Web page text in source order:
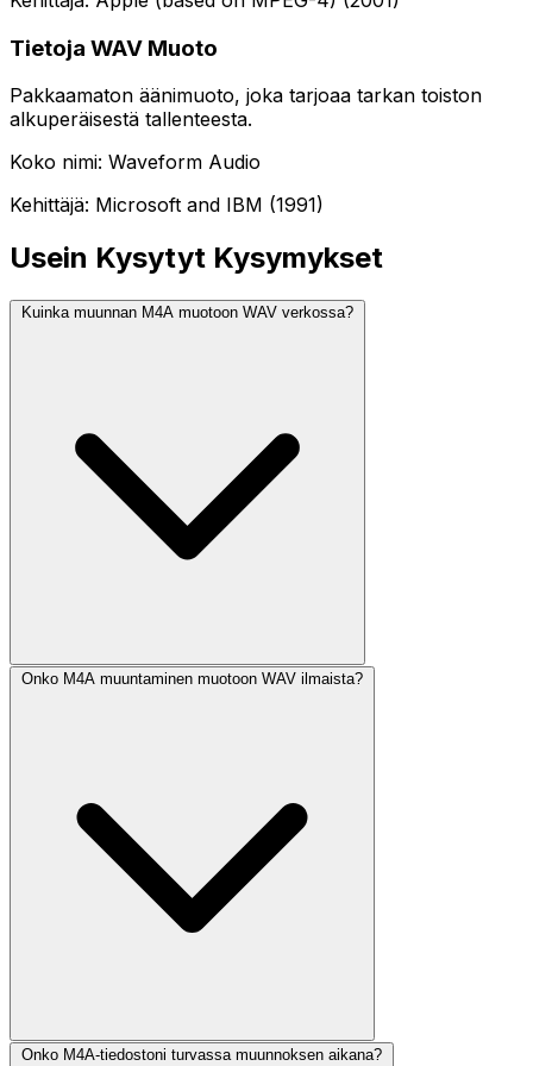
Tietoja WAV Muoto
Pakkaamaton äänimuoto, joka tarjoaa tarkan toiston
alkuperäisestä tallenteesta.
Koko nimi: Waveform Audio
Kehittäjä: Microsoft and IBM (1991)
Usein Kysytyt Kysymykset
Kuinka muunnan M4A muotoon WAV verkossa?
Onko M4A muuntaminen muotoon WAV ilmaista?
Onko M4A-tiedostoni turvassa muunnoksen aikana?